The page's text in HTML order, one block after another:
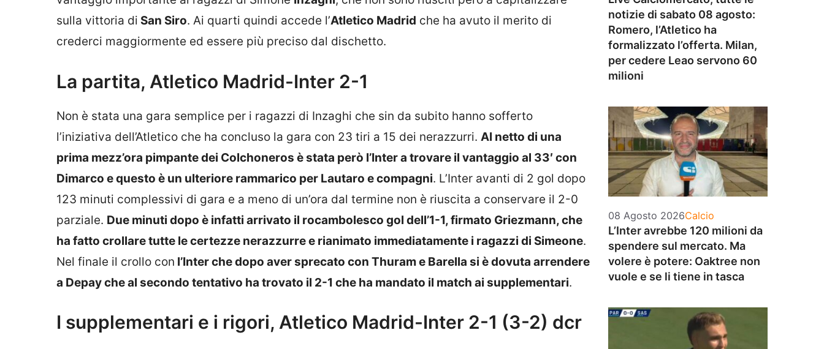
sulla vittoria di San Siro. Ai quarti quindi accede l’Atletico Madrid che ha avuto il merito di
crederci maggiormente ed essere più preciso dal dischetto.
La partita, Atletico Madrid-Inter 2-1
Non è stata una gara semplice per i ragazzi di Inzaghi che sin da subito hanno sofferto
l’iniziativa dell’Atletico che ha concluso la gara con 23 tiri a 15 dei nerazzurri. Al netto di una
prima mezz’ora pimpante dei Colchoneros è stata però l’Inter a trovare il vantaggio al 33′ con
Dimarco e questo è un ulteriore rammarico per Lautaro e compagni. L’Inter avanti di 2 gol dopo
123 minuti complessivi di gara e a meno di un’ora dal termine non è riuscita a conservare il 2-0
parziale. Due minuti dopo è infatti arrivato il rocambolesco gol dell’1-1, firmato Griezmann, che
ha fatto crollare tutte le certezze nerazzurre e rianimato immediatamente i ragazzi di Simeone.
Nel finale il crollo con l’Inter che dopo aver sprecato con Thuram e Barella si è dovuta arrendere
a Depay che al secondo tentativo ha trovato il 2-1 che ha mandato il match ai supplementari.
I supplementari e i rigori, Atletico Madrid-Inter 2-1 (3-2) dcr
notizie di sabato 08 agosto:
Romero, l’Atletico ha
formalizzato l’offerta. Milan,
per cedere Leao servono 60
milioni
08 Agosto 2026Categorie
Calcio
L’Inter avrebbe 120 milioni da
spendere sul mercato. Ma
volere è potere: Oaktree non
vuole e se li tiene in tasca